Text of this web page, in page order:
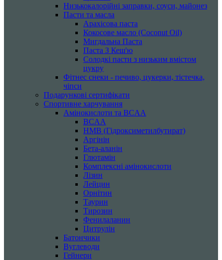
Низькокалорійні заправки, соуси, майонез
Пасти та масла
Арахісова паста
Кокосове масло (Coconut Oil)
Мигдальна Паста
Паста З Кеш'ю
Солодкі пасти з низьким вмістом
цукру
Фітнес снеки - печиво, цукерки, тістечка,
чіпси
Подарункові сертифікати
Спортивне харчування
Амінокислоти та BCAA
BCAA
HMB (Гідроксиметилбутират)
Аргінін
Бета-аланін
Глютамін
Комплексні амінокислоти
Лізин
Лейцин
Орнітин
Таурин
Тирозин
Фенилаланин
Цитрулін
Батончики
Вуглеводи
Гейнери